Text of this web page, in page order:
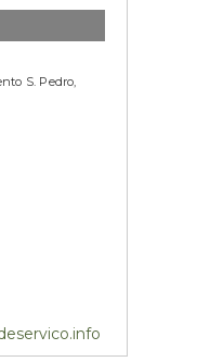
S. Pedro,